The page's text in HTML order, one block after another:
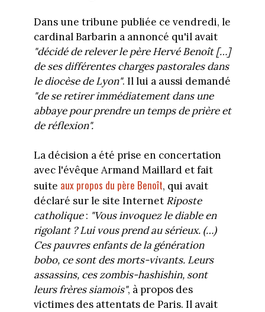
Dans une tribune publiée ce vendredi, le
cardinal Barbarin a annoncé qu'il avait
"décidé de relever le père Hervé Benoît […]
de ses différentes charges pastorales dans
le diocèse de Lyon". Il lui a aussi demandé
"de se retirer immédiatement dans une
abbaye pour prendre un temps de prière et
de réflexion".
La décision a été prise en concertation
avec l'évêque Armand Maillard et fait
suite aux propos du père Benoît, qui avait
déclaré sur le site Internet Riposte
catholique: "Vous invoquez le diable en
rigolant ? Lui vous prend au sérieux. (…)
Ces pauvres enfants de la génération
bobo, ce sont des morts-vivants. Leurs
assassins, ces zombis-hashishin, sont
leurs frères siamois", à propos des
victimes des attentats de Paris. Il avait